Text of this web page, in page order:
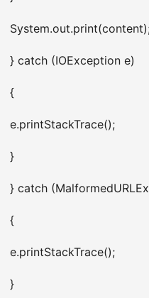
} catch (IOException e)
{
e.printStackTrace();
}
} catch
{
e.printStackTrace();
}